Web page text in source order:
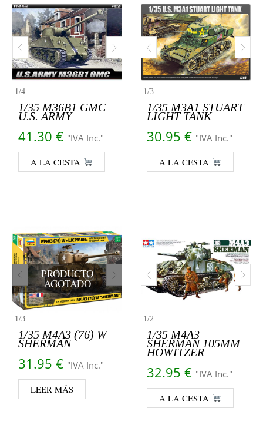
1/4
1/35 M36B1 GMC
U.S. ARMY
41.30 € "IVA Inc."
A LA CESTA
1/3
1/35 M3A1 STUART
LIGHT TANK
30.95 € "IVA Inc."
A LA CESTA
1/3
PRODUCTO
AGOTADO
1/35 M4A3 (76) W
SHERMAN
31.95 € "IVA Inc."
LEER MÁS
1/2
1/35 M4A3
SHERMAN 105MM
HOWITZER
32.95 € "IVA Inc."
A LA CESTA